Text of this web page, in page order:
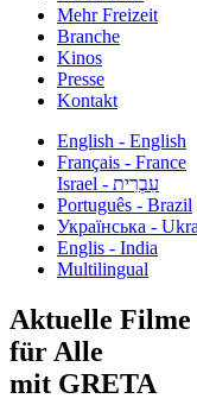
Mehr Freizeit
Branche
Kinos
Presse
Kontakt
English - English
Français - France
עִבְרִית - Israel
Português - Brazil
Українська -
Englis - India
Multilingual
Aktuelle Filme
für Alle
mit GRETA